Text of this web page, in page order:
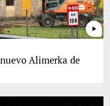
play_arrow
Alimerka de